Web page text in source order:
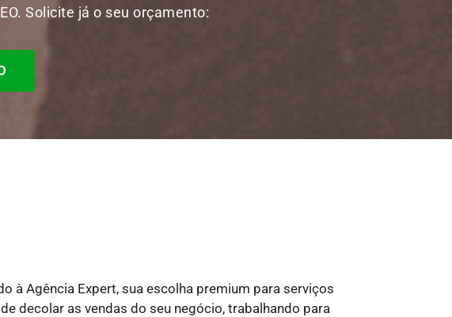
Solicite já o seu orçamento:
à Agência Expert, sua escolha premium para serviços
decolar as vendas do seu negócio, trabalhando para